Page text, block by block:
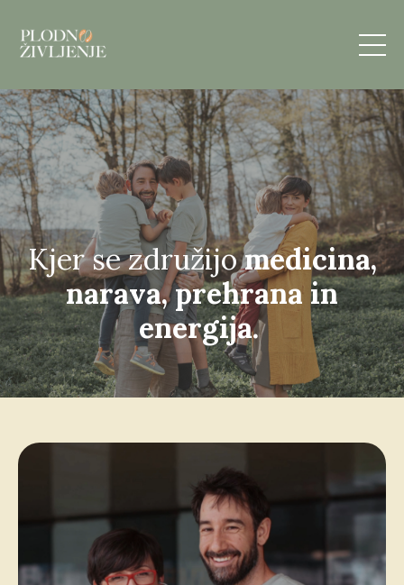
Kjer se združijomedicina,
narava, prehrana in
energija.